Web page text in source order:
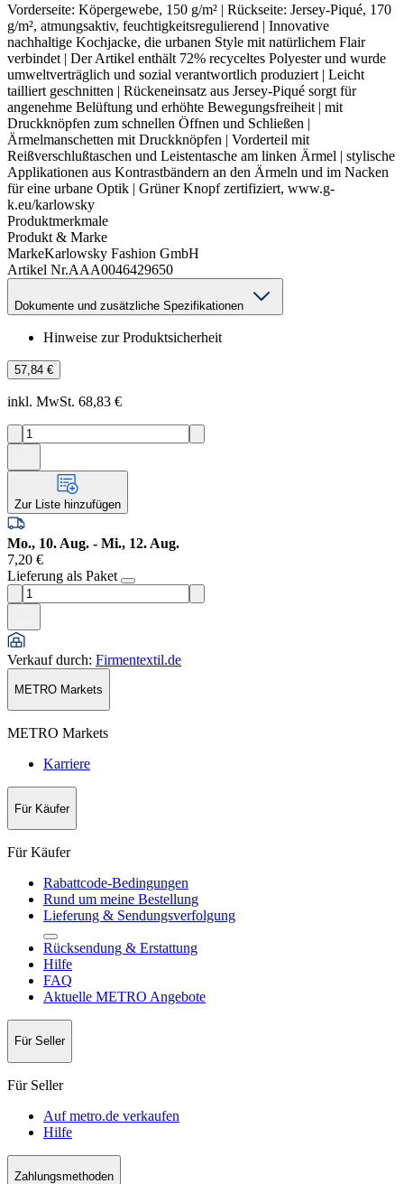
Vorderseite: Köpergewebe, 150 g/m² | Rückseite: Jersey-Piqué, 170
g/m², atmungsaktiv, feuchtigkeitsregulierend | Innovative
nachhaltige Kochjacke, die urbanen Style mit natürlichem Flair
verbindet | Der Artikel enthält 72% recyceltes Polyester und wurde
umweltverträglich und sozial verantwortlich produziert | Leicht
tailliert geschnitten | Rückeneinsatz aus Jersey-Piqué sorgt für
angenehme Belüftung und erhöhte Bewegungsfreiheit | mit
Druckknöpfen zum schnellen Öffnen und Schließen |
Ärmelmanschetten mit Druckknöpfen | Vorderteil mit
Reißverschlußtaschen und Leistentasche am linken Ärmel | stylische
Applikationen aus Kontrastbändern an den Ärmeln und im Nacken
für eine urbane Optik | Grüner Knopf zertifiziert, www.g-
k.eu/karlowsky
Produktmerkmale
Produkt & Marke
MarkeKarlowsky Fashion GmbH
Artikel Nr.AAA0046429650
Dokumente und zusätzliche Spezifikationen
Hinweise zur Produktsicherheit
57,84 €
inkl. MwSt. 68,83 €
Zur Liste hinzufügen
Mo., 10. Aug. - Mi., 12. Aug.
7,20 €
Lieferung als Paket
Verkauf durch: Firmentextil.de
METRO Markets
METRO Markets
Karriere
Für Käufer
Für Käufer
Rabattcode-Bedingungen
Rund um meine Bestellung
Lieferung & Sendungsverfolgung
Rücksendung & Erstattung
Hilfe
FAQ
Aktuelle METRO Angebote
Für Seller
Für Seller
Auf metro.de verkaufen
Hilfe
Zahlungsmethoden